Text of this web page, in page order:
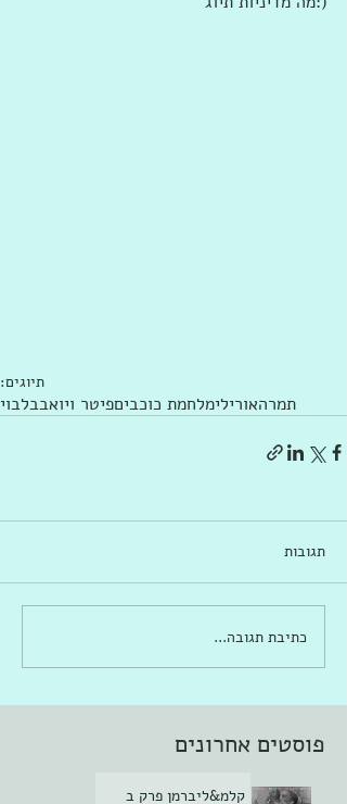
תיוגים:
תמרהאורילימלחמת כוכביםפיטר ויואבבלבוי
תגובות
כתיבת תגובה...
פוסטים אחרונים
קלמ&ליברמן פרק ב